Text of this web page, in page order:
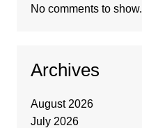
No comments to show.
Archives
August 2026
July 2026